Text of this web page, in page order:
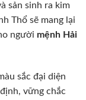
sản sinh ra kim
Thổ sẽ mang lại
người mệnh Hải
sắc đại diện
vững chắc